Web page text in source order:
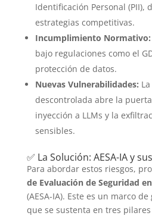
Identificación Personal (PII),
estrategias competitivas.
Incumplimiento Normativo:
bajo regulaciones como el
protección de datos.
Nuevas Vulnerabilidades:
descontrolada abre la
inyección a LLMs y la
sensibles.
✅ La Solución: AESA-IA y
Para abordar estos riesgos,
de Evaluación de Seguridad
(AESA-IA). Este es un marco
que se sustenta en tres pilares